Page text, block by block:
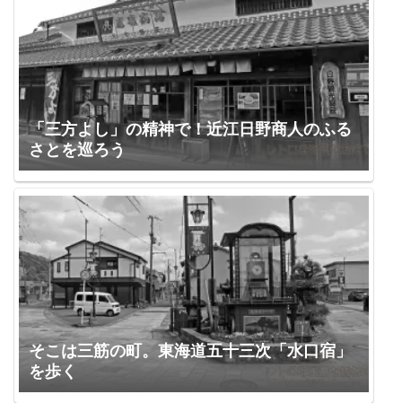
「三方よし」の精神で！近江日野商人のふる
さとを巡ろう
そこは三筋の町。東海道五十三次「水口宿」
を歩く